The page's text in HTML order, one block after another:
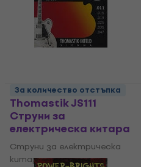
Thomastik JS111
Струни за
електрическа китара
Струни за електрическа
китара
За количество отстъпка